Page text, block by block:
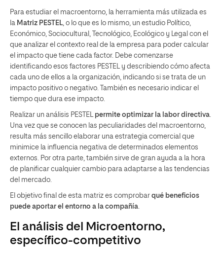
Para estudiar el macroentorno, la herramienta más utilizada es
la Matriz PESTEL , o lo que es lo mismo, un estudio Político,
Económico, Sociocultural, Tecnológico, Ecológico y Legal con el
que analizar el contexto real de la empresa para poder calcular
el impacto que tiene cada factor. Debe comenzarse
identificando esos factores PESTEL y describiendo cómo afecta
cada uno de ellos a la organización, indicando si se trata de un
impacto positivo o negativo. También es necesario indicar el
tiempo que dura ese impacto.
Realizar un análisis PESTEL permite optimizar la labor directiva
Una vez que se conocen las peculiaridades del macroentorno,
resulta más sencillo elaborar una estrategia comercial que
minimice la influencia negativa de determinados elementos
externos. Por otra parte, también sirve de gran ayuda a la hora
de planificar cualquier cambio para adaptarse a las tendencias
del mercado.
El objetivo final de esta matriz es comprobar qué beneficios
puede aportar el entorno a la compañía
El análisis del Microentorno,
específico-competitivo